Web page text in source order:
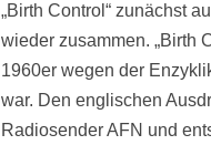
„Birth Control“ zunächst
wieder zusammen. „Birth
1960er wegen der
war. Den englischen
Radiosender AFN und